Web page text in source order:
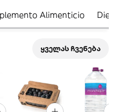
Alimenticio
ყველას ჩვენება